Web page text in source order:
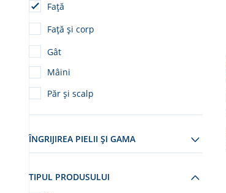
Față
Față și corp
Gât
Mâini
Păr și scalp
ÎNGRIJIREA PIELII ȘI GAMA
TIPUL PRODUSULUI